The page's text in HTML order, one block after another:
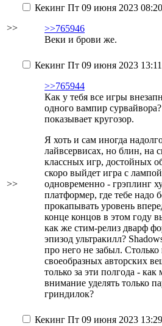
>>
Кекинг Пт 09 июня 2023
>>765946
Веки и брови же.
>>
Кекинг Пт 09 июня 2023
>>765944
Как у тебя все игры
одного вампир
показывает кругозор.
Я хоть и сам иногда
лайвсервисах, но блин, на
классных игр, достойных
скоро выйдет игра с
одновременно - грэплинг
платформер, где тебе надо
прокапывать уровень
конце концов в этом году
как же стим-релиз дварф
эпизод ультракилл?
про него не забыл. Столько
своеобразных авторских
только за эти полгода -
внимание уделять только
гриндилок?
Кекинг Пт 09 июня 2023